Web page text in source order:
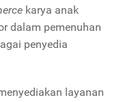
karya anak
dalam pemenuhan
penyedia
layanan